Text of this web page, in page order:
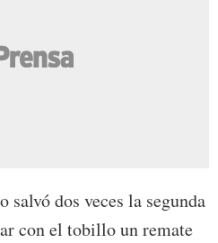
dos veces la segunda
con el tobillo un remate